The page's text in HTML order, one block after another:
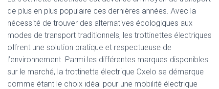
de plus en plus populaire ces dernières années. Avec la
nécessité de trouver des alternatives écologiques aux
modes de transport traditionnels, les trottinettes électriques
offrent une solution pratique et respectueuse de
l’environnement. Parmi les différentes marques disponibles
sur le marché, la trottinette électrique Oxelo se démarque
comme étant le choix idéal pour une mobilité électrique